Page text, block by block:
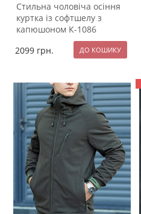
Стильна чоловіча осіння
куртка із софтшелу з
капюшоном К-1086
2099 грн.